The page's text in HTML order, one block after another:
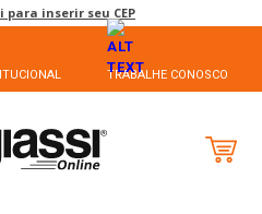
para inserir seu CEP
TRABALHE CONOSCO